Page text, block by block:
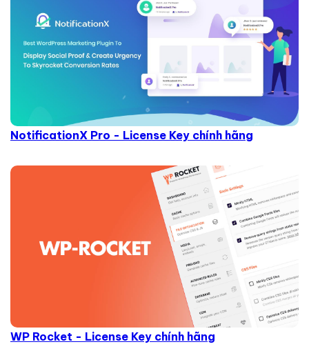
NotificationX Pro - License Key chính hãng
WP Rocket - License Key chính hãng